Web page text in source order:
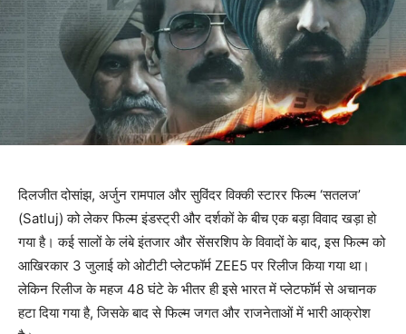
दिलजीत दोसांझ, अर्जुन रामपाल और सुविंदर विक्की स्टारर फिल्म ‘सतलज’
(Satluj) को लेकर फिल्म इंडस्ट्री और दर्शकों के बीच एक बड़ा विवाद खड़ा हो
गया है। कई सालों के लंबे इंतजार और सेंसरशिप के विवादों के बाद, इस फिल्म को
आखिरकार 3 जुलाई को ओटीटी प्लेटफॉर्म ZEE5 पर रिलीज किया गया था।
लेकिन रिलीज के महज 48 घंटे के भीतर ही इसे भारत में प्लेटफॉर्म से अचानक
हटा दिया गया है, जिसके बाद से फिल्म जगत और राजनेताओं में भारी आक्रोश